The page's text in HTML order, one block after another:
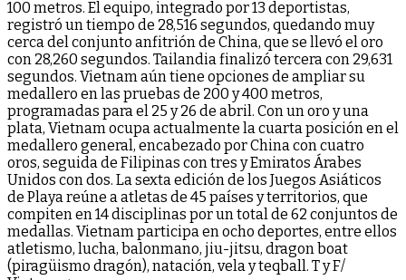
100 metros. ​El equipo, integrado por 13 deportistas,
registró un tiempo de 28,516 segundos, quedando muy
cerca del conjunto anfitrión de China, que se llevó el oro
con 28,260 segundos. Tailandia finalizó tercera con 29,631
segundos. ​Vietnam aún tiene opciones de ampliar su
medallero en las pruebas de 200 y 400 metros,
programadas para el 25 y 26 de abril. ​Con un oro y una
plata, Vietnam ocupa actualmente la cuarta posición en el
medallero general, encabezado por China con cuatro
oros, seguida de Filipinas con tres y Emiratos Árabes
Unidos con dos. ​La sexta edición de los Juegos Asiáticos
de Playa reúne a atletas de 45 países y territorios, que
compiten en 14 disciplinas por un total de 62 conjuntos de
medallas. Vietnam participa en ocho deportes, entre ellos
atletismo, lucha, balonmano, jiu-jitsu, dragon boat
(piragüismo dragón), natación, vela y teqball. T y F/